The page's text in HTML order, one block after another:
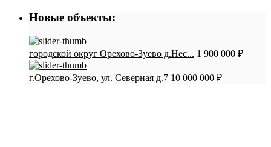
Новые объекты:
городской округ Орехово-Зуево д.Нес... 1 900 000 ₽
г.Орехово-Зуево, ул. Северная д.7 10 000 000 ₽